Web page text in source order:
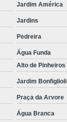
Jardim América
Jardins
Pedreira
Água Funda
Alto de Pinheiros
Jardim Bonfiglioli
Praça da Arvore
Água Branca